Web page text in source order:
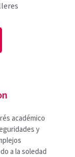
académico
y
a la soledad